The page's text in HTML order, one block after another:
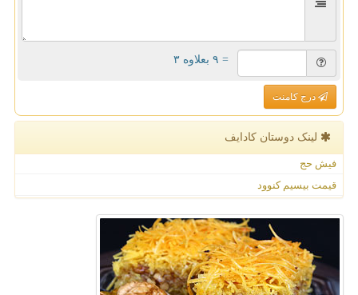
= ۹ بعلاوه ۳
درج کامنت
لینک دوستان كادایف
فیش حج
قیمت بیسیم کنوود